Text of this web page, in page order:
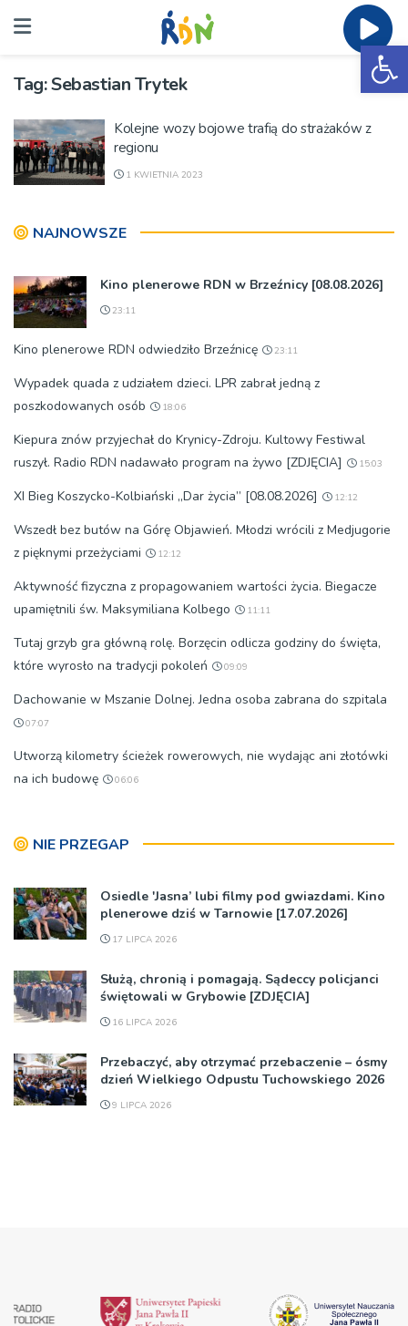
Tag:Sebastian Trytek
Kolejne wozy bojowe trafią do strażaków z
regionu
1 KWIETNIA 2023
NAJNOWSZE
Kino plenerowe RDN w Brzeźnicy [08.08.2026]
23:11
Kino plenerowe RDN odwiedziło Brzeźnicę 23:11
Wypadek quada z udziałem dzieci. LPR zabrał jedną z
poszkodowanych osób
18:06
Kiepura znów przyjechał do Krynicy-Zdroju. Kultowy Festiwal
ruszył. Radio RDN nadawało program na żywo [ZDJĘCIA]
15:03
XI Bieg Koszycko-Kolbiański „Dar życia” [08.08.2026] 12:12
Wszedł bez butów na Górę Objawień. Młodzi wrócili z Medjugorie
z pięknymi przeżyciami
12:12
Aktywność fizyczna z propagowaniem wartości życia. Biegacze
upamiętnili św. Maksymiliana Kolbego
11:11
Tutaj grzyb gra główną rolę. Borzęcin odlicza godziny do święta,
które wyrosło na tradycji pokoleń
09:09
Dachowanie w Mszanie Dolnej. Jedna osoba zabrana do szpitala
07:07
Utworzą kilometry ścieżek rowerowych, nie wydając ani złotówki
na ich budowę
06:06
NIE PRZEGAP
Osiedle 'Jasna’ lubi filmy pod gwiazdami. Kino
plenerowe dziś w Tarnowie [17.07.2026]
17 LIPCA 2026
Służą, chronią i pomagają. Sądeccy policjanci
świętowali w Grybowie [ZDJĘCIA]
16 LIPCA 2026
Przebaczyć, aby otrzymać przebaczenie – ósmy
dzień Wielkiego Odpustu Tuchowskiego 2026
9 LIPCA 2026